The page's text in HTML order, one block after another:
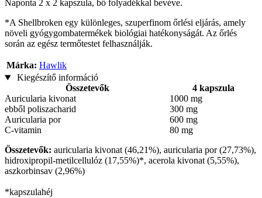
Naponta 2 x 2 kapszula, bő folyadékkal bevéve.
*A Shellbroken egy különleges, szuperfinom őrlési eljárás, amely
növeli gyógygombatermékek biológiai hatékonyságát. Az őrlés
során az egész termőtestet felhasználják.
Márka: Hawlik
Kiegészítő információ
Összetevők
4 kapszula
Auricularia kivonat
1000 mg
ebből poliszacharid
300 mg
Auricularia por
600 mg
C-vitamin
80 mg
Összetevők: auricularia kivonat (46,21%), auricularia por (27,73%),
hidroxipropil-metilcellulóz (17,55%)*, acerola kivonat (5,55%),
aszkorbinsav (2,96%)
*kapszulahéj